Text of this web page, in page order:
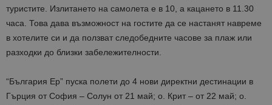
туристите. Излитането на самолета е в 10, а кацането в 11.30
часа. Това дава възможност на гостите да се настанят навреме
в хотелите си и да ползват следобедните часове за плаж или
разходки до близки забележителности.
“България Ер” пуска полети до 4 нови директни дестинации в
Гърция от София – Солун от 21 май; о. Крит – от 22 май; о.